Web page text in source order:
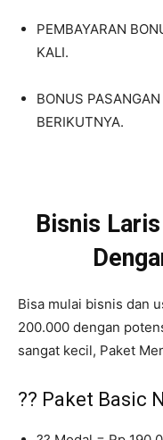
PEMBAYARAN
KALI.
BONUS
BERIKUTNYA.
Bisnis
Bisa mulai bisnis dan
200.000 dengan
sangat kecil, Paket
?? Paket Basic